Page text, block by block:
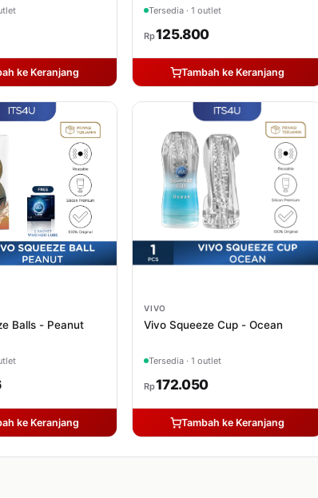
ke Keranjang
Tersedia · 1 outlet
Rp125.800
Tambah ke Keranjang
Balls - Peanut
ke Keranjang
VIVO
Vivo Squeeze Cup - Ocean
Tersedia · 1 outlet
Rp172.050
Tambah ke Keranjang